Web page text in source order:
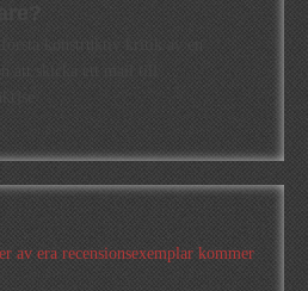
att skicka ett mail till
av era recensionsexemplar kommer